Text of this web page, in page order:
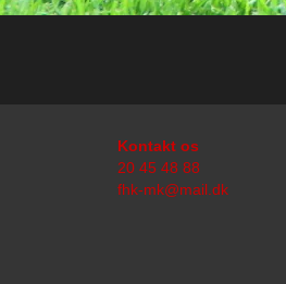
Kontakt os
20 45 48 88
fhk-mk@mail.dk